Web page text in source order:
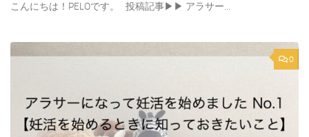
こんにちは！PELOです。 投稿記事▶︎▶︎ アラサー...
0